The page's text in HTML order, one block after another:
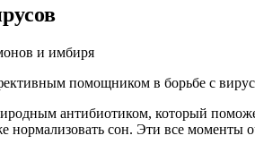
помощником в борьбе с
антибиотиком, который
нормализовать сон. Эти все